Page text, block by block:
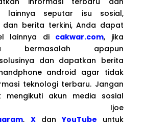
lainnya seputar isu sosial,
dan berita terkini, Anda dapat
lainnya di cakwar.com, jika
bermasalah apapun
solusinya dan dapatkan berita
android agar tidak
teknologi terbaru. Jangan
mengikuti akun media sosial
Ijoe
, XdanYouTube untuk